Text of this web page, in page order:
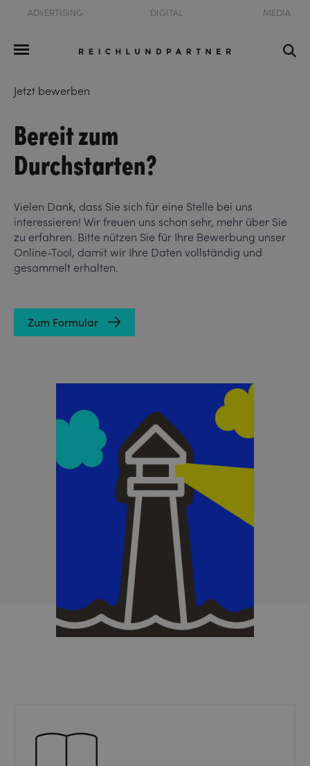
ADVERTISING DIGITAL MEDIA
Jetzt bewerben
Bereit zum
Durchstarten?
Vielen Dank, dass Sie sich für eine Stelle bei uns
interessieren! Wir freuen uns schon sehr, mehr über Sie
zu erfahren. Bitte nützen Sie für Ihre Bewerbung unser
Online-Tool, damit wir Ihre Daten vollständig und
gesammelt erhalten.
Zum Formular